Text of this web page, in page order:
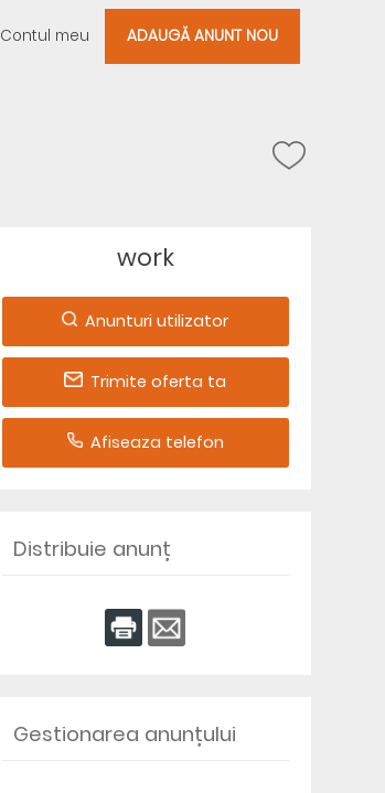
Contul meu ADAUGĂ ANUNT NOU
work
Anunturi utilizator
Trimite oferta ta
Afiseaza telefon
Distribuie anunț
Gestionarea anunțului